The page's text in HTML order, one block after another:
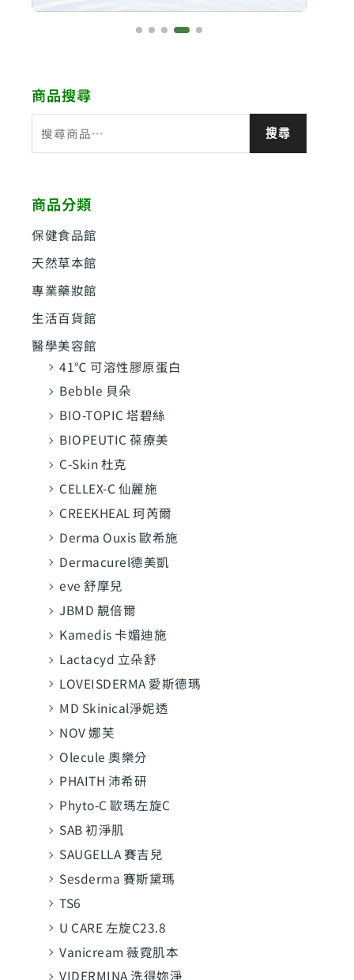
商品搜尋
尋
字
:
搜尋
商品分類
保健食品館
天然草本館
專業藥妝館
生活百貨館
醫學美容館
41℃ 可溶性膠原蛋白
Bebble 貝朵
BIO-TOPIC 塔碧絲
BIOPEUTIC 葆療美
C-Skin 杜克
CELLEX-C 仙麗施
CREEKHEAL 珂芮爾
Derma Ouxis 歐希施
Dermacurel德美凱
eve 舒摩兒
JBMD 靚倍爾
Kamedis 卡媚迪施
Lactacyd 立朵舒
LOVEISDERMA 愛斯德瑪
MD Skinical淨妮透
NOV 娜芙
Olecule 奧樂分
PHAITH 沛希研
Phyto-C 歐瑪左旋C
SAB 初淨肌
SAUGELLA 賽吉兒
Sesderma 賽斯黛瑪
TS6
U CARE 左旋C23.8
Vanicream 薇霓肌本
VIDERMINA 洗得妳淨